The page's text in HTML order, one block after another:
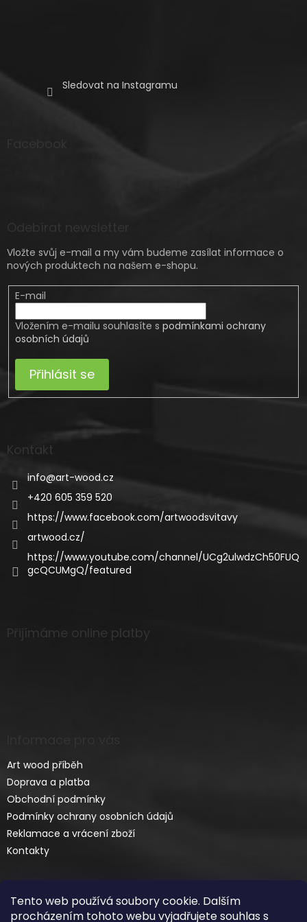
Tento web používá soubory cookie. Dalším
procházením tohoto webu vyjadřujete souhlas s
Sledovat na Instagramu
Vložte svůj e-mail a my vám budeme zasílat informace o
nových produktech na našem e-shopu.
E-mail
Vložením e-mailu souhlasíte s podmínkami ochrany
osobních údajů
Přihlásit se
Kontakt
info@art-wood.cz
+420 605 359 520
https://www.facebook.com/artwoodsvitavy
artwood.cz/
https://www.youtube.com/channel/UCg2ulwdzCh50FUQ
gcQCUMgQ/featured
Přijímáme online platby
Art wood příběh
Doprava a platba
Obchodní podmínky
Podmínky ochrany osobních údajů
Reklamace a vrácení zboží
Kontakty